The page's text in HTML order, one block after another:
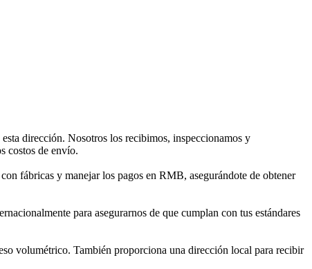
dirección. Nosotros los recibimos, inspeccionamos y
costos de envío.
fábricas y manejar los pagos en RMB, asegurándote de obtener
para asegurarnos de que cumplan con tus estándares
volumétrico. También proporciona una dirección local para recibir